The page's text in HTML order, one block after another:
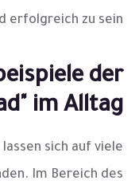
erfolgreich zu sein.
der
im Alltag
sich auf viele
Im Bereich des